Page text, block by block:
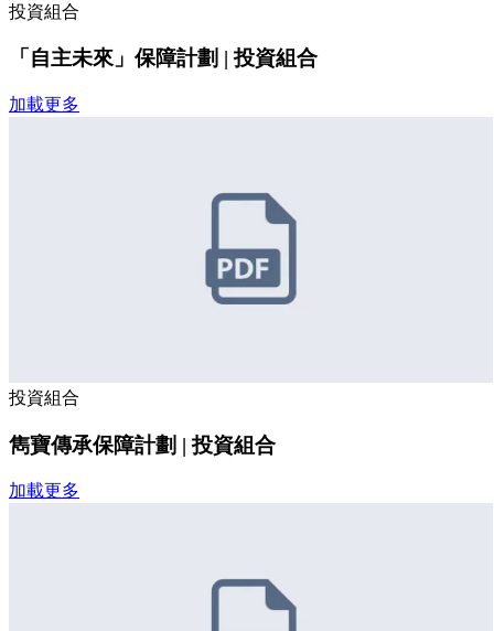
投資組合
「自主未來」保障計劃 | 投資組合
加載更多
投資組合
雋寶傳承保障計劃 | 投資組合
加載更多